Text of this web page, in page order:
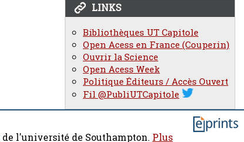
LINKS
Bibliothèques UT Capitole
Open Acess en France (Couperin)
Ouvrir la Science
Open Acess Week
Politique Éditeurs / Accès Ouvert
Fil @PubliUTCapitole
de l'université de Southampton. Plus